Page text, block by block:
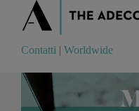
Contatti Worldwide
Contatti | Worldwide